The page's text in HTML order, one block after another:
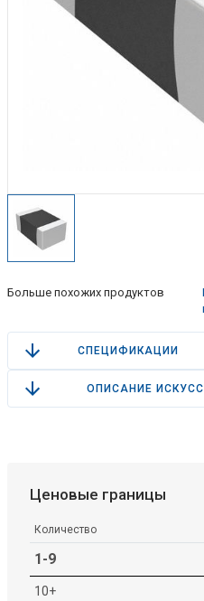
Больше похожих продуктов
СПЕЦИФИКАЦИИ
ОПИСАНИЕ
Ценовые границы
Количество
1-9
10+